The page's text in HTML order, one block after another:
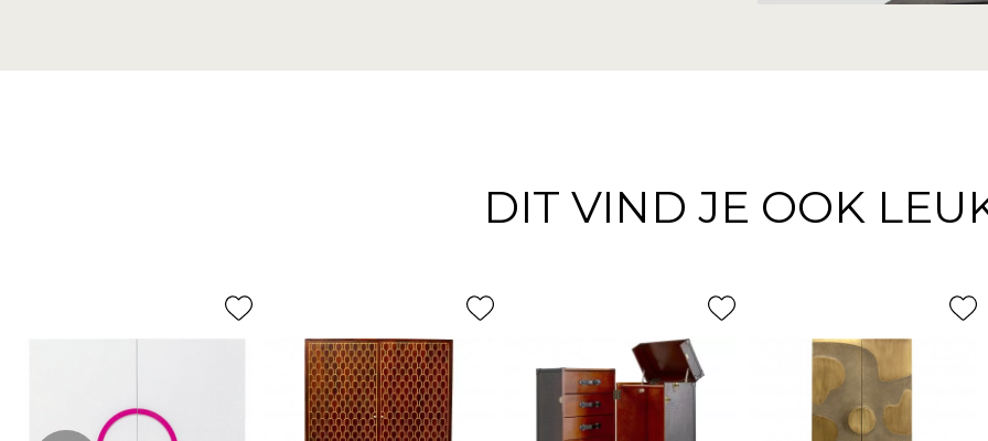
DIT VIND JE OOK